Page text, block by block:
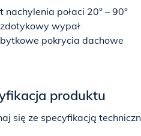
nachylenia połaci 20° – 90°
wypał
pokrycia dachowe
produktu
się ze specyfikacją